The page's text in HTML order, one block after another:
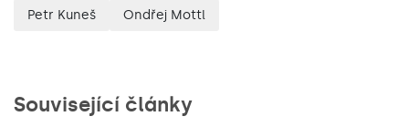
Petr Kuneš Ondřej Mottl
Související články